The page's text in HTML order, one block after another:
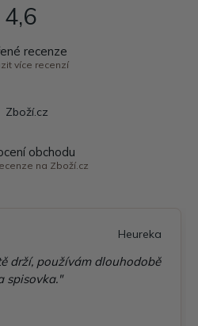
4,6
recenze
více recenzí
obchodu
na Zboží.cz
Heureka
drží, používám dlouhodobě
spisovka."